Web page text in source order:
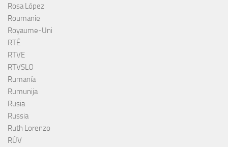
Rosa López
Roumanie
Royaume-Uni
RTÉ
RTVE
RTVSLO
Rumanía
Rumunija
Rusia
Russia
Ruth Lorenzo
RÚV